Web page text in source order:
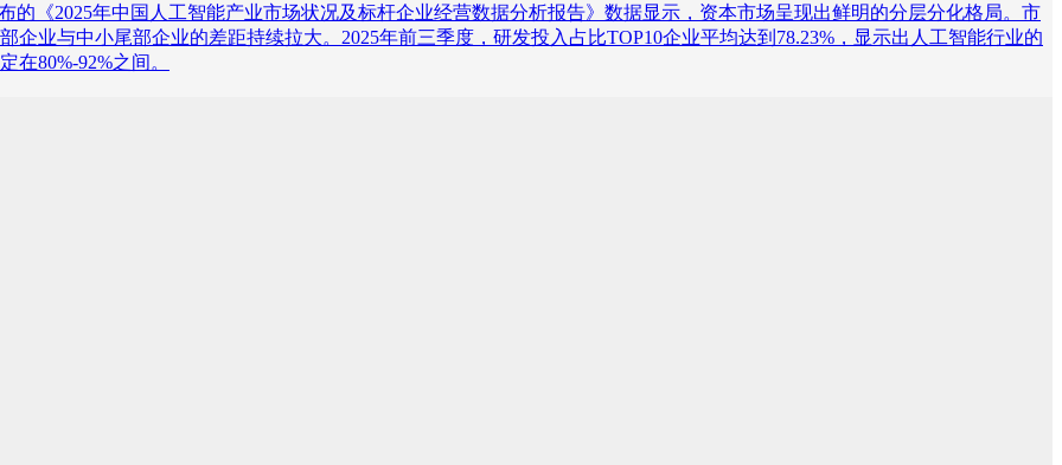
的《2025年中国人工智能产业市场状况及标杆企业经营数据分析报告》数据显示，资本市场呈现出鲜明的分层分化格局。市
业与中小尾部企业的差距持续拉大。2025年前三季度，研发投入占比TOP10企业平均达到78.23%，显示出人工智能行业的
80%-92%之间。